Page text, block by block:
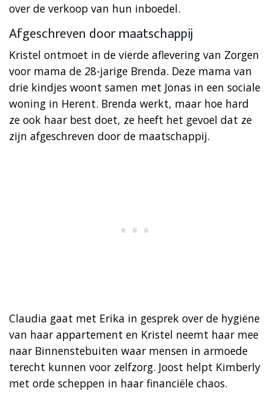
over de verkoop van hun inboedel.
Afgeschreven door maatschappij
Kristel ontmoet in de vierde aflevering van Zorgen
voor mama de 28-jarige Brenda. Deze mama van
drie kindjes woont samen met Jonas in een sociale
woning in Herent. Brenda werkt, maar hoe hard
ze ook haar best doet, ze heeft het gevoel dat ze
zijn afgeschreven door de maatschappij.
Claudia gaat met Erika in gesprek over de hygiëne
van haar appartement en Kristel neemt haar mee
naar Binnenstebuiten waar mensen in armoede
terecht kunnen voor zelfzorg. Joost helpt Kimberly
met orde scheppen in haar financiële chaos.